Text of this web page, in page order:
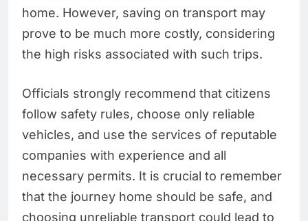
home. However, saving on transport may
prove to be much more costly, considering
the high risks associated with such trips.
Officials strongly recommend that citizens
follow safety rules, choose only reliable
vehicles, and use the services of reputable
companies with experience and all
necessary permits. It is crucial to remember
that the journey home should be safe, and
choosing unreliable transport could lead to